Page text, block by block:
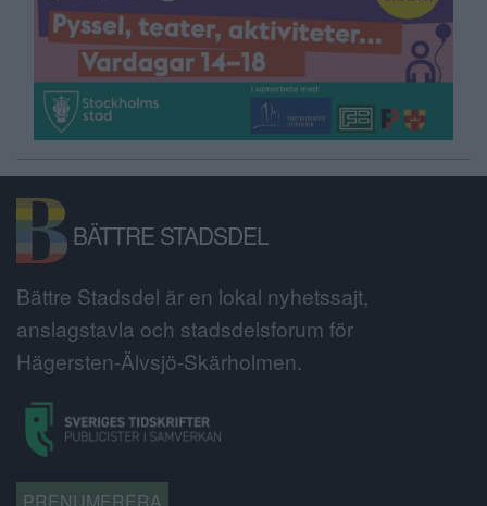
BÄTTRE STADSDEL
Bättre Stadsdel är en lokal nyhetssajt,
anslagstavla och stadsdelsforum för
Hägersten-Älvsjö-Skärholmen.
PRENUMERERA